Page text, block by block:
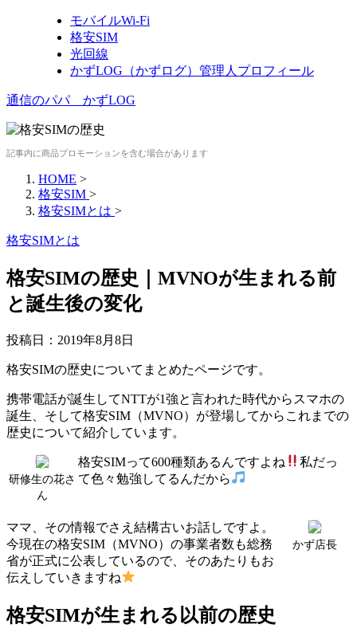
モバイルWi-Fi
格安SIM
光回線
かずLOG（かずログ）管理人プロフィール
通信のパパ かずLOG
記事内に商品プロモーションを含む場合があります
HOME >
格安SIM >
格安SIMとは >
格安SIMとは
格安SIMの歴史｜MVNOが生まれる前
と誕生後の変化
投稿日： 2019年8月8日
格安SIMの歴史についてまとめたページです。
携帯電話が誕生してNTTが1強と言われた時代からスマホの
誕生、そして格安SIM（MVNO）が登場してからこれまでの
歴史について紹介しています。
研修生の花さ
ん
格安SIMって600種類あるんですよね
私だっ
て色々勉強してるんだから
ママ、その情報でさえ結構古いお話しですよ。
今現在の格安SIM（MVNO）の事業者数も総務
省が正式に公表しているので、そのあたりもお
伝えしていきますね
かず店長
格安SIMが生まれる以前の歴史